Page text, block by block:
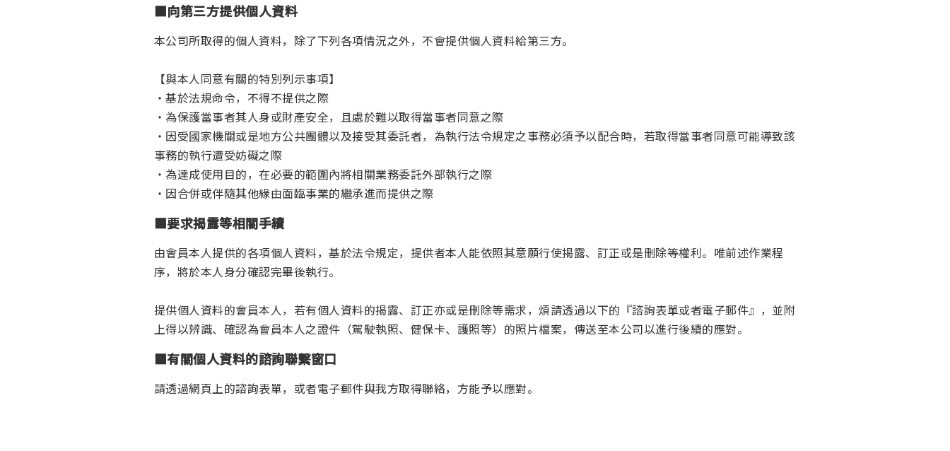
■向第三方提供個人資料
本公司所取得的個人資料，除了下列各項情況之外，不會提供個人資料給第三方。
【與本人同意有關的特別列示事項】
・基於法規命令，不得不提供之際
・為保護當事者其人身或財產安全，且處於難以取得當事者同意之際
・因受國家機關或是地方公共團體以及接受其委託者，為執行法令規定之事務必須予以配合時，若取得當事者同意可能導致該
事務的執行遭受妨礙之際
・為達成使用目的，在必要的範圍內將相關業務委託外部執行之際
・因合併或伴隨其他緣由面臨事業的繼承進而提供之際
■要求揭露等相關手續
由會員本人提供的各項個人資料，基於法令規定，提供者本人能依照其意願行使揭露、訂正或是刪除等權利。唯前述作業程
序，將於本人身分確認完畢後執行。
提供個人資料的會員本人，若有個人資料的揭露、訂正亦或是刪除等需求，煩請透過以下的『諮詢表單或者電子郵件』，並附
上得以辨識、確認為會員本人之證件（駕駛執照、健保卡、護照等）的照片檔案，傳送至本公司以進行後續的應對。
■有關個人資料的諮詢聯繫窗口
請透過網頁上的諮詢表單，或者電子郵件與我方取得聯絡，方能予以應對。